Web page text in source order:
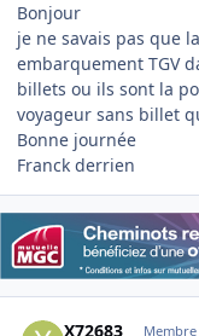
Bonjour
je ne savais pas que
embarquement TGV
billets ou ils sont la
voyageur sans billet
Bonne journée
Franck derrien
X72683 Membre